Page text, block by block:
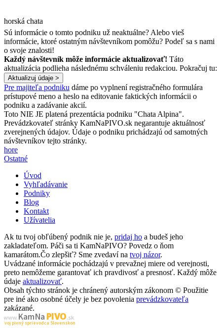
horská chata
Sú informácie o tomto podniku už neaktuálne? Alebo vieš
informácie, ktoré ostatným návštevníkom pomôžu? Podeľ sa s nami
o svoje znalosti!
Každý návštevník môže informácie aktualizovať! Táto
aktualizácia podlieha následnému schváleniu redakciou. Pokračuj tu:
Pre majiteľa podniku dáme po vyplnení registračného formulára
prístupové meno a heslo na editovanie faktických informácii o
podniku a zadávanie akcií.
Toto NIE JE platená prezentácia podniku "Chata Alpina".
Prevádzkovateľ stránky KamNaPIVO.sk negarantuje aktuálnosť
zverejnených údajov. Údaje o podniku prichádzajú od samotných
návštevníkov tejto stránky.
hore
Ostatné
Úvod
Vyhľadávanie
Podniky
Blog
Kontakt
Užívatelia
Ak tu tvoj obľúbený podnik nie je, pridaj ho a budeš jeho
zakladateľom. Páči sa ti KamNaPIVO? Povedz o ňom
kamarátom.Čo zlepšiť? Sme zvedaví na tvoj názor.
Uvádzané informácie pochádzajú v prevažnej miere od verejnosti,
preto nemôžeme garantovať ich pravdivosť a presnosť. Každý môže
údaje aktualizovať.
Obsah týchto stránok je chránený autorským zákonom © Použitie
pre iné ako osobné účely je bez povolenia prevádzkovateľa
zakázané.
www.Kam Na PIVO.sk
Tvoj pivný sprievodca Slovenskom